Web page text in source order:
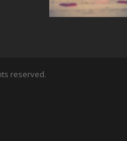
reserved.